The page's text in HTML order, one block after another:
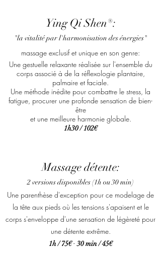
Ying Qi Shen®:
"la vitalité par l'harmonisation des énergies"
massage exclusif et unique en son genre:
Une gestuelle relaxante réalisée sur l'ensemble du
corps associé à de la réflexologie plantaire,
palmaire et faciale.
Une méthode inédite pour combattre le stress, la
fatigue, procurer une profonde sensation de bien-
être
et une meilleure harmonie globale.
1h30 / 102€
Massage détente:
2versions disponibles (1h ou 30 min)
Une parenthèse d'exception pour ce modelage de
la tête aux pieds où les tensions s'apaisent et le
corps s'enveloppe d'une sensation de légèreté pour
une détente extrême.
1h / 75€-30 min / 45€